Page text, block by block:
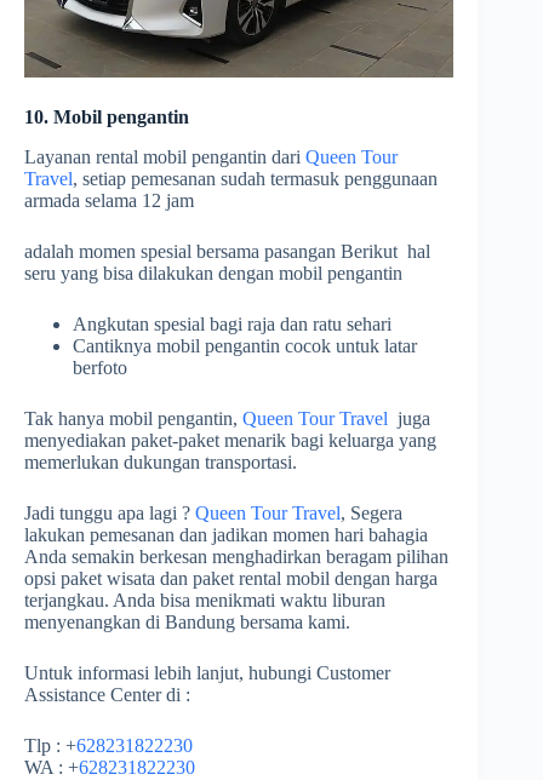
10. Mobil pengantin
Layanan rental mobil pengantin dari Queen Tour
Travel, setiap pemesanan sudah termasuk penggunaan
armada selama 12 jam
adalah momen spesial bersama pasangan Berikut hal
seru yang bisa dilakukan dengan mobil pengantin
Angkutan spesial bagi raja dan ratu sehari
Cantiknya mobil pengantin cocok untuk latar
berfoto
Tak hanya mobil pengantin, Queen Tour Travel juga
menyediakan paket-paket menarik bagi keluarga yang
memerlukan dukungan transportasi.
Jadi tunggu apa lagi ? Queen Tour Travel, Segera
lakukan pemesanan dan jadikan momen hari bahagia
Anda semakin berkesan menghadirkan beragam pilihan
opsi paket wisata dan paket rental mobil dengan harga
terjangkau. Anda bisa menikmati waktu liburan
menyenangkan di Bandung bersama kami.
Untuk informasi lebih lanjut, hubungi Customer
Assistance Center di :
Tlp : +628231822230
WA : +628231822230